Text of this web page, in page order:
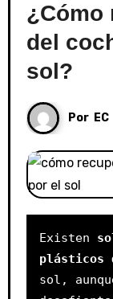
¿Cómo
del
sol?
Por EC
Existen
plásticos
sol,